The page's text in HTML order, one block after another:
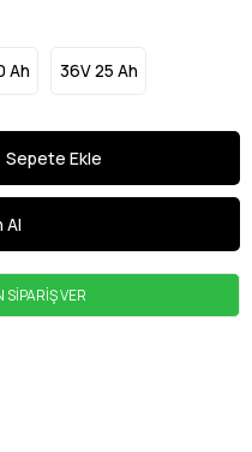
Ah 36V 25 Ah
VER